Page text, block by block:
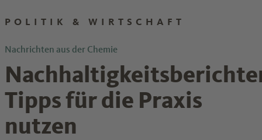
POLITIK & WIRTSCHAFT
Nachrichten aus der Chemie
Tipps für die Praxis
nutzen